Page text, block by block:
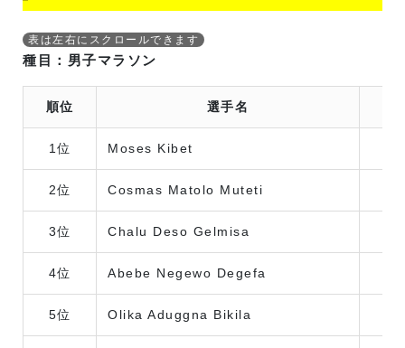
種目：男子マラソン
順位 選手名
1位 Moses Kibet
2位 Cosmas Matolo Muteti
3位 Chalu Deso Gelmisa
4位 Abebe Negewo Degefa
5位 Olika Aduggna Bikila